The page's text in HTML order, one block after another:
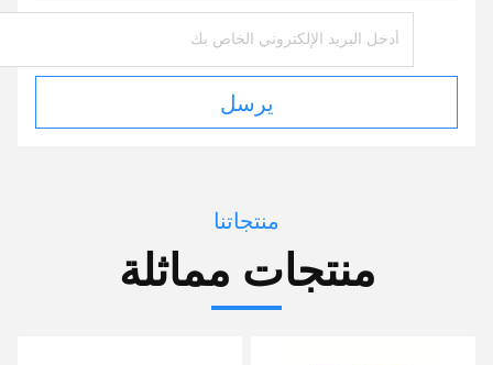
يرسل
منتجاتنا
منتجات مماثلة